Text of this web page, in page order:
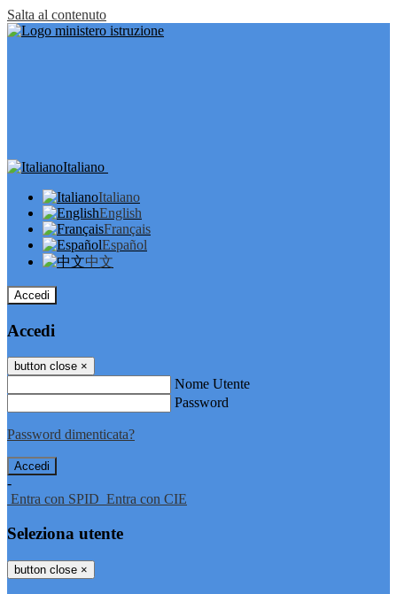
Salta al contenuto
Italiano
Italiano
English
Français
Español
中文
Accedi
Accedi
button close ×
Nome Utente
Password
Password dimenticata?
-
Entra con SPID Entra con CIE
Seleziona utente
button close ×